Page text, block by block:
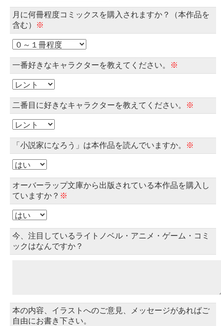
月に何冊程度コミックスを購入されますか？（本作品を
含む）
※
一番好きなキャラクターを教えてください。 ※
二番目に好きなキャラクターを教えてください。 ※
「小説家になろう」は本作品を読んでいますか。 ※
オーバーラップ文庫から出版されている本作品を購入し
ていますか？ ※
今、注目しているライトノベル・アニメ・ゲーム・コミ
ックはなんですか？
本の内容、イラストへのご意見、メッセージがあればご
自由にお書き下さい。